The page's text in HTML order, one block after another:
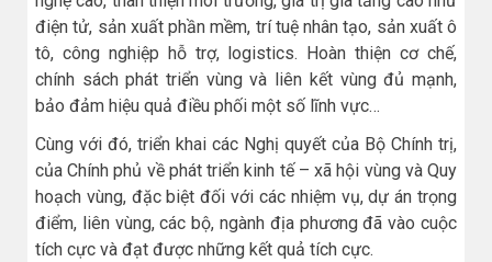
điện tử, sản xuất phần mềm, trí tuệ nhân tạo, sản xuất ô
tô, công nghiệp hỗ trợ, logistics. Hoàn thiện cơ chế,
chính sách phát triển vùng và liên kết vùng đủ mạnh,
bảo đảm hiệu quả điều phối một số lĩnh vực…
Cùng với đó, triển khai các Nghị quyết của Bộ Chính trị,
của Chính phủ về phát triển kinh tế – xã hội vùng và Quy
hoạch vùng, đặc biệt đối với các nhiệm vụ, dự án trọng
điểm, liên vùng, các bộ, ngành địa phương đã vào cuộc
tích cực và đạt được những kết quả tích cực.